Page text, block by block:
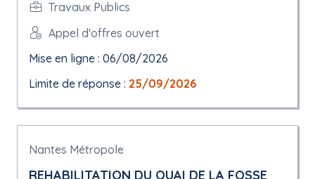
Travaux Publics
Appel d'offres ouvert
Mise en ligne : 06/08/2026
Limite de réponse : 25/09/2026
Nantes Métropole
REHABILITATION DU QUAI DE LA FOSSE